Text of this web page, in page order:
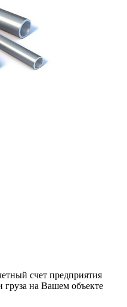
счет предприятия
на Вашем объекте